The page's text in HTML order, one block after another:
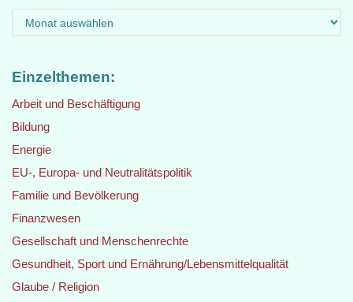
Einzelthemen:
Arbeit und Beschäftigung
Bildung
Energie
EU-, Europa- und Neutralitätspolitik
Familie und Bevölkerung
Finanzwesen
Gesellschaft und Menschenrechte
Gesundheit, Sport und Ernährung/Lebensmittelqualität
Glaube / Religion